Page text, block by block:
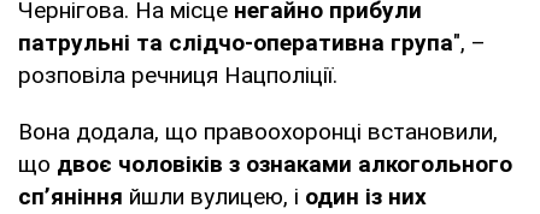
Чернігова. На місце негайно прибули
патрульні та слідчо-оперативна група", –
розповіла речниця Нацполіції.
Вона додала, що правоохоронці встановили,
що двоє чоловіків з ознаками алкогольного
спʼяніння йшли вулицею, і один із них